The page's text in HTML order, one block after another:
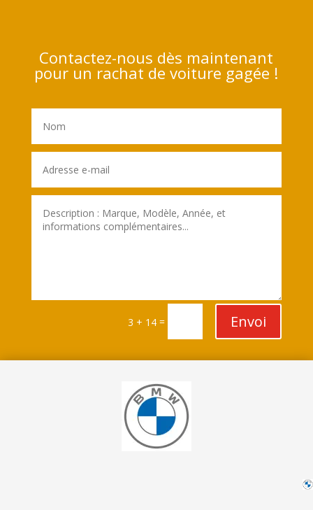
Contactez-nous dès maintenant
pour un rachat de voiture gagée !
3 + 14 = Envoi